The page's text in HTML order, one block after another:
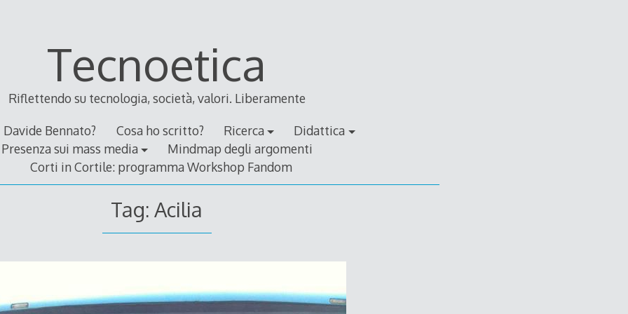
Tecnoetica
Riflettendo su tecnologia, società, valori. Liberamente
Davide Bennato? Cosa ho scritto? Ricerca
Didattica
Presenza sui mass media
Mindmap degli argomenti
Corti in Cortile: programma Workshop Fandom
Tag:Acilia